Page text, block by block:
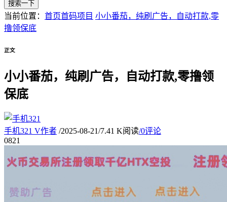
搜索一下
当前位置： 首页首码项目 小小番茄，纯刷广告，自动打款,零
撸领保底
正文
小小番茄，纯刷广告，自动打款,零撸领
保底
手机321 V作者 /2025-08-21/7.41 K阅读/0评论
0821